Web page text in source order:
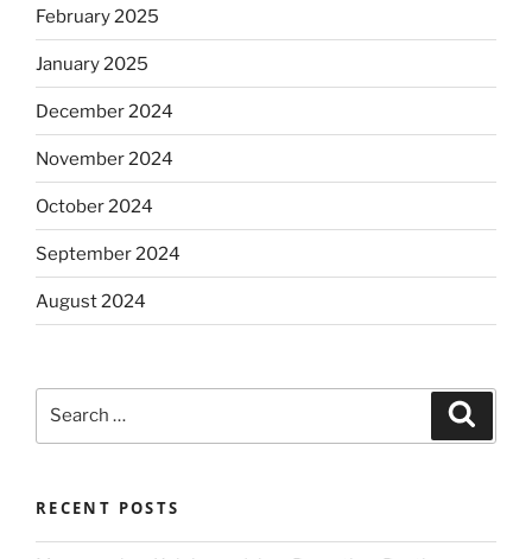
February 2025
January 2025
December 2024
November 2024
October 2024
September 2024
August 2024
RECENT POSTS